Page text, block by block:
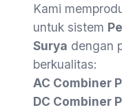
Kami
untuk sistem
Surya dengan
berkualitas:
AC Combiner
DC Combiner